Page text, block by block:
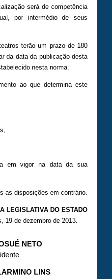
será de competência
por intermédio de seus
terão um prazo de 180
da data da publicação desta
nesta norma.
ao que determina este
em vigor na data da sua
as disposições em contrário.
LEGISLATIVA DO ESTADO
19 de dezembro de 2013.
NETO
LINS